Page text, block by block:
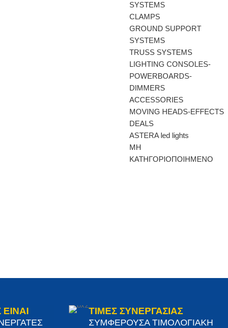
SYSTEMS
CLAMPS
GROUND SUPPORT
SYSTEMS
TRUSS SYSTEMS
LIGHTING CONSOLES-
POWERBOARDS-
DIMMERS
ACCESSORIES
MOVING HEADS-EFFECTS
DEALS
ASTERA led lights
ΜΗ
ΚΑΤΗΓΟΡΙΟΠΟΙΗΜΕΝΟ
ΤΙΜΕΣ ΣΥΝΕΡΓΑΣΙΑΣ
ΣΥΜΦΕΡΟΥΣΑ ΤΙΜΟΛΟΓΙΑΚΗ